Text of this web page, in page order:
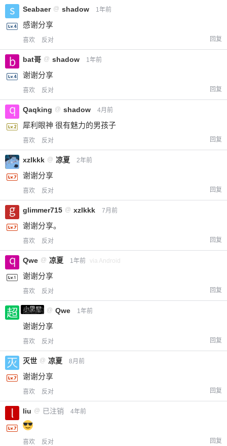
Seabaer @ shadow 1年前
感谢分享
喜欢 反对 回复
bat哥 @ shadow 1年前
谢谢分享
喜欢 反对 回复
Qaqking @ shadow 4月前
犀利眼神 很有魅力的男孩子
喜欢 反对 回复
xzlkkk @ 凉夏 2年前
谢谢分享
喜欢 反对 回复
glimmer715 @ xzlkkk 7月前
谢谢分享。
喜欢 反对 回复
Qwe @ 凉夏 1年前 via Android
谢谢分享
喜欢 反对 回复
小黑屋
超凶的 @ Qwe 1年前
谢谢分享
喜欢 反对 回复
灭世 @ 凉夏 8月前
谢谢分享
喜欢 反对 回复
liu @ 已注销 4年前
喜欢 反对 回复